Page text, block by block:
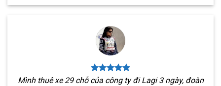
Mình thuê xe 29 chỗ của công ty đi Lagi 3 ngày, đoàn